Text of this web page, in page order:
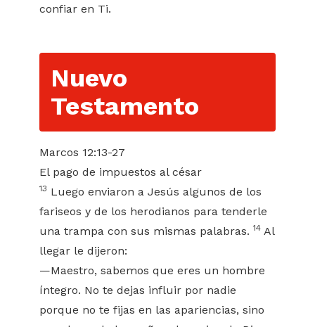
confiar en Ti.
Nuevo
Testamento
Marcos 12:13-27
El pago de impuestos al césar
13 Luego enviaron a Jesús algunos de los
fariseos y de los herodianos para tenderle
una trampa con sus mismas palabras.14 Al
llegar le dijeron:
—Maestro, sabemos que eres un hombre
íntegro. No te dejas influir por nadie
porque no te fijas en las apariencias, sino